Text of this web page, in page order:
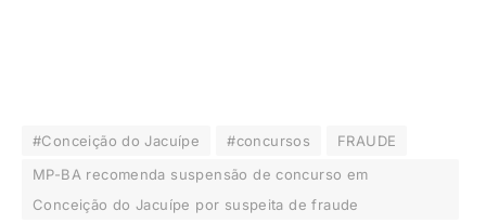
#Conceição do Jacuípe #concursos
FRAUDE
MP-BA recomenda suspensão de concurso em
Conceição do Jacuípe por suspeita de fraude